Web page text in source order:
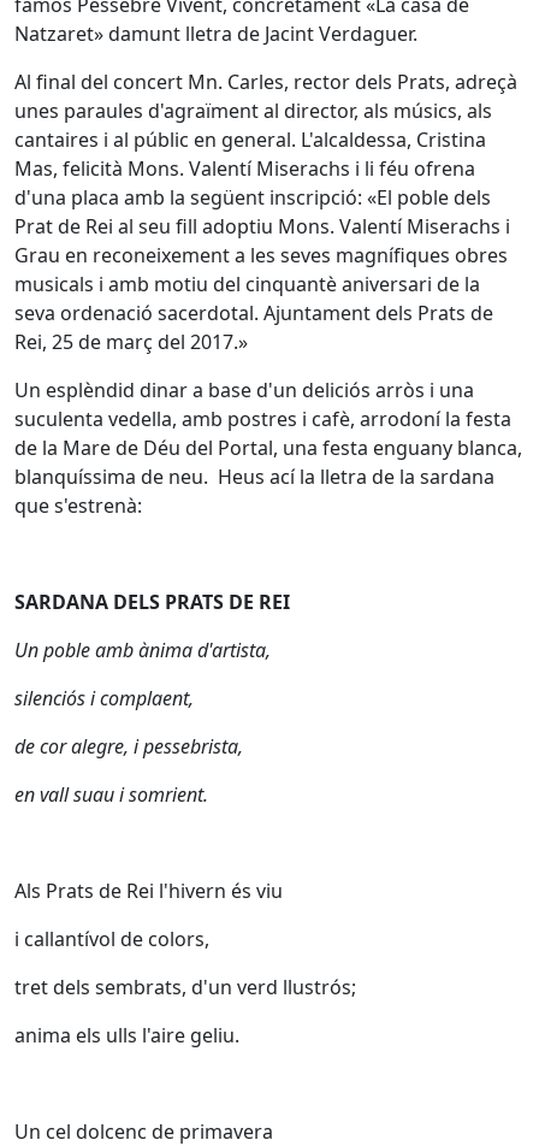
Natzaret» damunt lletra de Jacint Verdaguer.
Al final del concert Mn. Carles, rector dels Prats, adreçà
unes paraules d'agraïment al director, als músics, als
cantaires i al públic en general. L'alcaldessa, Cristina
Mas, felicità Mons. Valentí Miserachs i li féu ofrena
d'una placa amb la següent inscripció: «El poble dels
Prat de Rei al seu fill adoptiu Mons. Valentí Miserachs i
Grau en reconeixement a les seves magnífiques obres
musicals i amb motiu del cinquantè aniversari de la
seva ordenació sacerdotal. Ajuntament dels Prats de
Rei, 25 de març del 2017.»
Un esplèndid dinar a base d'un deliciós arròs i una
suculenta vedella, amb postres i cafè, arrodoní la festa
de la Mare de Déu del Portal, una festa enguany blanca,
blanquíssima de neu. Heus ací la lletra de la sardana
que s'estrenà:
SARDANA DELS PRATS DE REI
Un poble amb ànima d'artista,
silenciós i complaent,
de cor alegre, i pessebrista,
en vall suau i somrient.
Als Prats de Rei l'hivern és viu
i callantívol de colors,
tret dels sembrats, d'un verd llustrós;
anima els ulls l'aire geliu.
Un cel dolcenc de primavera